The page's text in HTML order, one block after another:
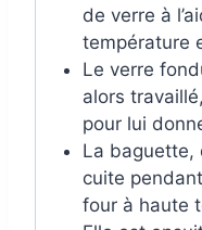
de verre à
température
Le verre
alors
pour lui
La baguette,
cuite
four à haute